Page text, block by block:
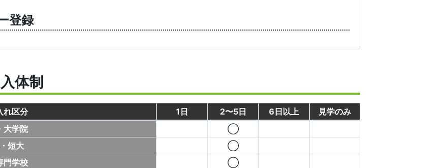
登録
体制
れ区分 1日 2〜5日 6日以上
見学のみ
大学院
◯
短大
◯
門学校
◯